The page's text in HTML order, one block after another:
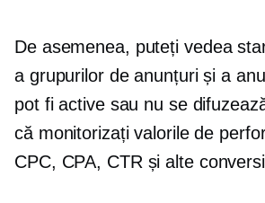
De asemenea, puteți vedea
a grupurilor de anunțuri și a
pot fi active sau nu se
că monitorizați valorile de
CPC, CPA, CTR și alte